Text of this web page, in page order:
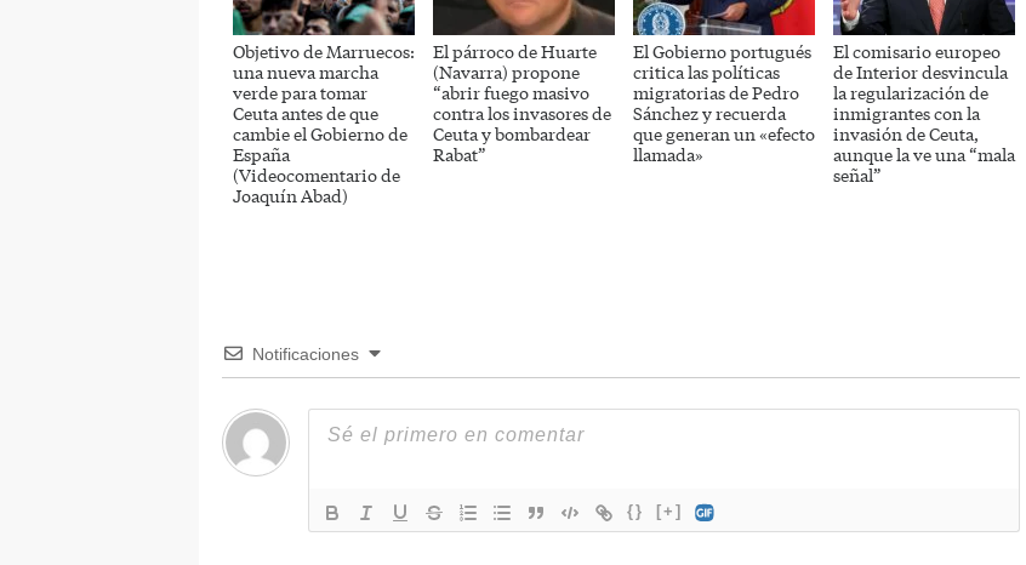
Objetivo de Marruecos:
una nueva marcha
verde para tomar
Ceuta antes de que
cambie el Gobierno de
España
(Videocomentario de
Joaquín Abad)
El párroco de Huarte
(Navarra) propone
“abrir fuego masivo
contra los invasores de
Ceuta y bombardear
Rabat”
El Gobierno portugués
critica las políticas
migratorias de Pedro
Sánchez y recuerda
que generan un «efecto
llamada»
El comisario europeo
de Interior desvincula
la regularización de
inmigrantes con la
invasión de Ceuta,
aunque la ve una “mala
señal”
Notificaciones
{} [+]